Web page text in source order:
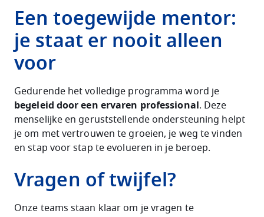
Een toegewijde mentor:
je staat er nooit alleen
voor
Gedurende het volledige programma word je
begeleid door een ervaren professional . Deze
menselijke en geruststellende ondersteuning helpt
je om met vertrouwen te groeien, je weg te vinden
en stap voor stap te evolueren in je beroep.
Vragen of twijfel?
Onze teams staan klaar om je vragen te